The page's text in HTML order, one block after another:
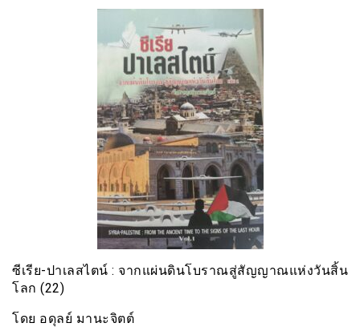
ซีเรีย​-ปาเลสไตน์​ : จากแผ่นดินโบราณสู่สัญญาณ​แห่งวันสิ้น
โลก​ (22)
โดย​ อดุลย์​ มานะจิตต์